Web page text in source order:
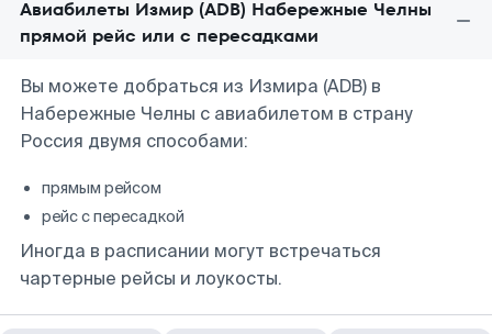
Авиабилеты Измир (ADB) Набережные Челны
прямой рейс или с пересадками
Вы можете добраться из Измира (ADB) в
Набережные Челны с авиабилетом в страну
Россия двумя способами:
прямым рейсом
рейс с пересадкой
Иногда в расписании могут встречаться
чартерные рейсы и лоукосты.